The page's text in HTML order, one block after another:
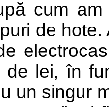
cum
de
de lei, în
un singur